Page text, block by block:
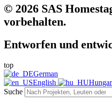
© 2026 SAS
vorbehalten.
Entworfen und
top
German
English
Suche